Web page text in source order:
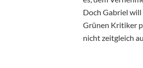
Doch Gabriel
Grünen Kritiker
nicht zeitgleich